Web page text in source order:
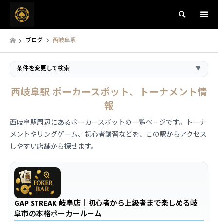
検索
ブログ 西岐阜駅
条件を変更して検索 ▼
西岐阜駅 ポーカースポット、トーナメント情
報
西岐阜駅周辺にあるポーカースポットの一覧ページです。トーナ
メントやリングゲーム、初心者講習などを、この駅からアクセス
しやすい店舗から探せます。
GAP STREAK 岐阜店｜初心者から上級者まで楽しめる岐
阜市の本格ポーカールーム